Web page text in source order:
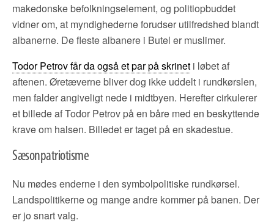
makedonske befolkningselement, og politiopbuddet
vidner om, at myndighederne forudser utilfredshed blandt
albanerne. De fleste albanere i Butel er muslimer.
Todor Petrov får da også et par på skrinet i løbet af
aftenen. Øretæverne bliver dog ikke uddelt i rundkørslen,
men falder angiveligt nede i midtbyen. Herefter cirkulerer
et billede af Todor Petrov på en båre med en beskyttende
krave om halsen. Billedet er taget på en skadestue.
Sæsonpatriotisme
Nu mødes enderne i den symbolpolitiske rundkørsel.
Landspolitikerne og mange andre kommer på banen. Der
er jo snart valg.